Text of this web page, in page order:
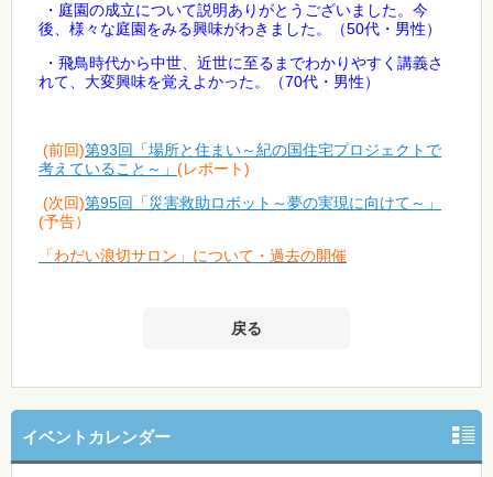
・庭園の成立について説明ありがとうございました。今
後、様々な庭園をみる興味がわきました。
（50代・男性）
・飛鳥時代から中世、近世に至るまでわかりやすく講義さ
れて、大変興味を覚えよかった。
（70代・男性）
(前回)第93回「場所と住まい～紀の国住宅プロジェクトで
考えていること～」 (レポート)
(次回)第95回「災害救助ロボット～夢の実現に向けて～」
(予告）
「わだい浪切サロン」について・過去の開催
戻る
イベントカレンダー